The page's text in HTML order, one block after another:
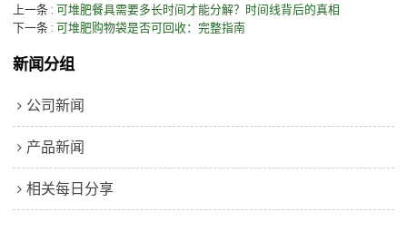
上一条 可堆肥餐具需要多长时间才能分解？时间线背后的真相
下一条 可堆肥购物袋是否可回收：完整指南
新闻分组
公司新闻
产品新闻
相关每日分享